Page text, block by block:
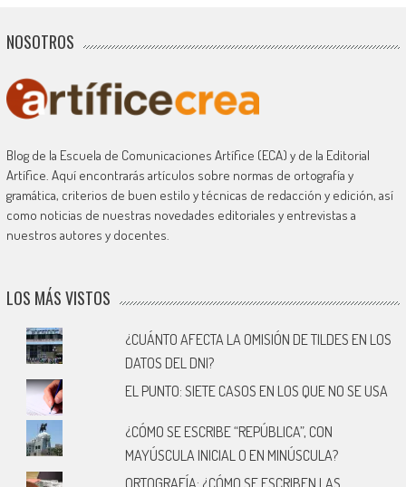
NOSOTROS
Blog de la Escuela de Comunicaciones Artífice (ECA) y de la Editorial
Artífice. Aquí encontrarás artículos sobre normas de ortografía y
gramática, criterios de buen estilo y técnicas de redacción y edición, así
como noticias de nuestras novedades editoriales y entrevistas a
nuestros autores y docentes.
LOS MÁS VISTOS
¿CUÁNTO AFECTA LA OMISIÓN DE TILDES EN LOS
DATOS DEL DNI?
EL PUNTO: SIETE CASOS EN LOS QUE NO SE USA
¿CÓMO SE ESCRIBE “REPÚBLICA”, CON
MAYÚSCULA INICIAL O EN MINÚSCULA?